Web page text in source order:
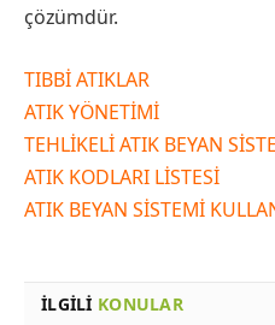
çözümdür.
TIBBİ ATIKLAR
ATIK YÖNETİMİ
TEHLİKELİ ATIK BEYAN
ATIK KODLARI LİSTESİ
ATIK BEYAN SİSTEMİ
İLGILI KONULAR